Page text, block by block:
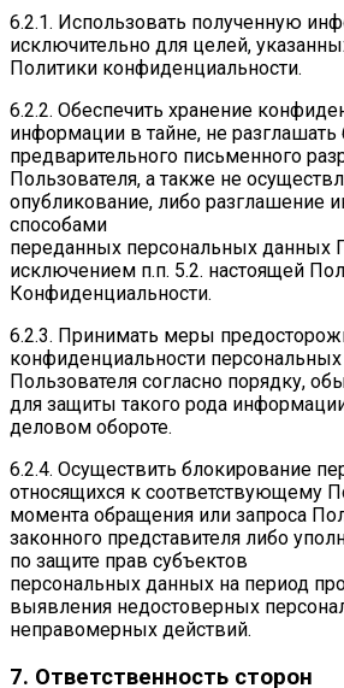
6.2.1. Использовать полученную
исключительно для целей,
Политики конфиденциальности.
6.2.2. Обеспечить хранение
информации в тайне, не разглашать
предварительного письменного
Пользователя, а также не
опубликование, либо
способами
переданных персональных данных
исключением п.п. 5.2. настоящей
Конфиденциальности.
6.2.3. Принимать меры
конфиденциальности
Пользователя согласно порядку,
для защиты такого рода
деловом обороте.
6.2.4. Осуществить блокирование
относящихся к соответствующему
момента обращения или запроса
законного представителя либо
по защите прав субъектов
персональных данных на период
выявления недостоверных
неправомерных действий.
7. Ответственность сторон